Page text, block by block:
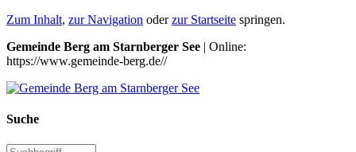
Zum Inhalt, zur Navigation oderzur Startseite springen.
Gemeinde Berg am Starnberger See | Online:
https://www.gemeinde-berg.de//
Suche